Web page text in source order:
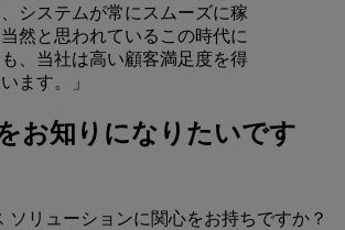
システムが常にスムーズに稼
然と思われているこの時代に
、当社は高い顧客満足度を得
ます。」
お知りになりたいです
ソリューションに関心をお持ちですか？